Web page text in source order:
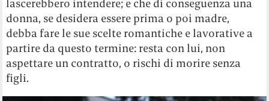
lascerebbero intendere; e che di conseguenza una
donna, se desidera essere prima o poi madre,
debba fare le sue scelte romantiche e lavorative a
partire da questo termine: resta con lui, non
aspettare un contratto, o rischi di morire senza
figli.